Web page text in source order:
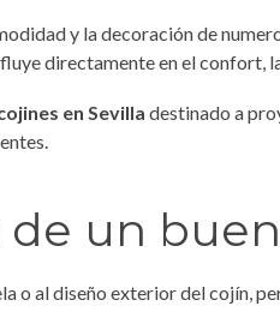
y la decoración de
directamente en el confort,
en Sevilla destinado a
un
o al diseño exterior del cojín,